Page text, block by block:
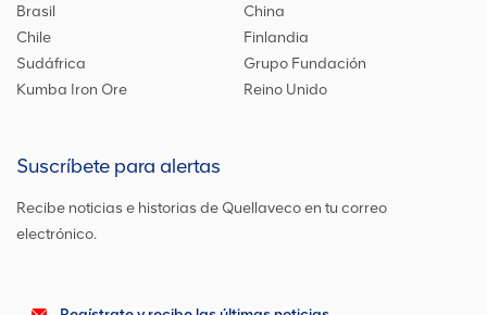
Brasil
China
Chile
Finlandia
Sudáfrica
Grupo Fundación
Kumba Iron Ore
Reino Unido
Suscríbete para alertas
Recibe noticias e historias de Quellaveco en tu correo
electrónico.